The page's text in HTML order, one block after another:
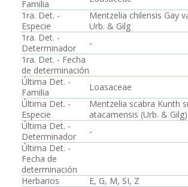
Familia
1ra. Det. -
Especie
Mentzelia chilensis Gay
Urb. & Gilg
1ra. Det. -
Determinador
-
1ra. Det. - Fecha
de determinación
Última Det. -
Familia
Loasaceae
Última Det. -
Especie
Mentzelia scabra Kunth
atacamensis (Urb. &
Última Det. -
Determinador
-
Última Det. -
Fecha de
determinación
Herbarios
E, G, M, SI, Z